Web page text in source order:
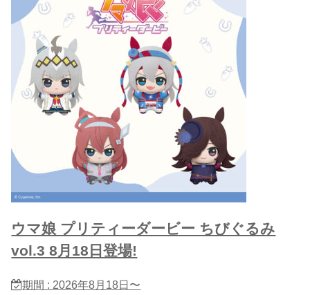
ウマ娘 プリティーダービー ちびぐるみ
vol.3 8月18日登場!
期間 : 2026年8月18日〜